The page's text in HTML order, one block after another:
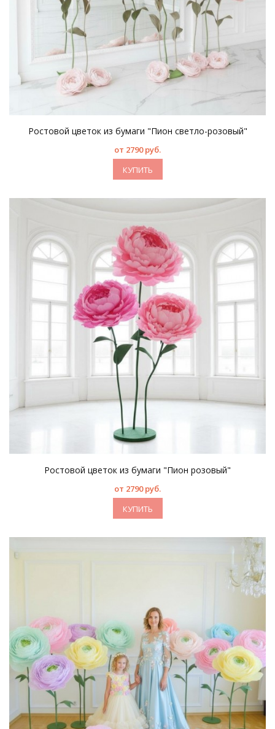
Ростовой цветок из бумаги "Пион светло-розовый"
от 2790 руб.
КУПИТЬ
Ростовой цветок из бумаги "Пион розовый"
от 2790 руб.
КУПИТЬ